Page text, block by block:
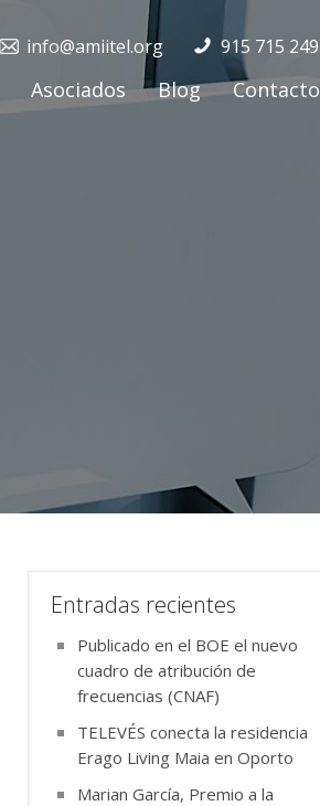
915 715 249
info@amiitel.org
Asociados Blog Contacto
Entradas recientes
Publicado en el BOE el nuevo
cuadro de atribución de
frecuencias (CNAF)
TELEVÉS conecta la residencia
Erago Living Maia en Oporto
Marian García, Premio a la